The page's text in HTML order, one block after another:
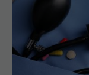
Ce reacții